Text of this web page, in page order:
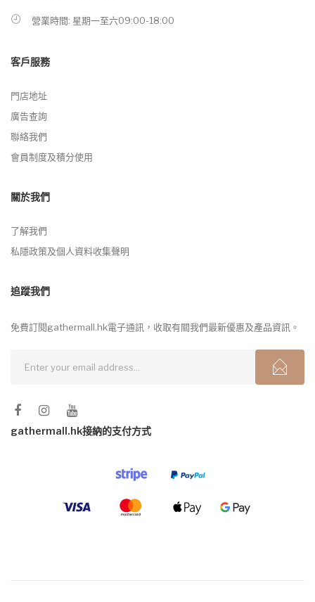
營業時間: 星期一至六09:00-18:00
客戶服務
門店地址
廣告查詢
聯絡我們
會員制度及積分使用
關於我們
了解我們
私隱政策及個人資料收集聲明
追蹤我們
免費訂閱gathermall.hk電子通訊，收取有關我們最新優惠及產品資訊。
gathermall.hk接納的支付方式